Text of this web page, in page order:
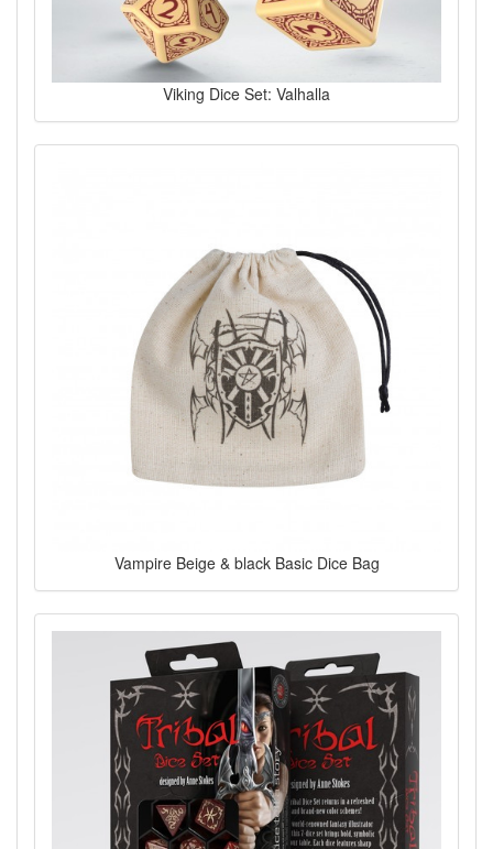
Viking Dice Set: Valhalla
Vampire Beige & black Basic Dice Bag